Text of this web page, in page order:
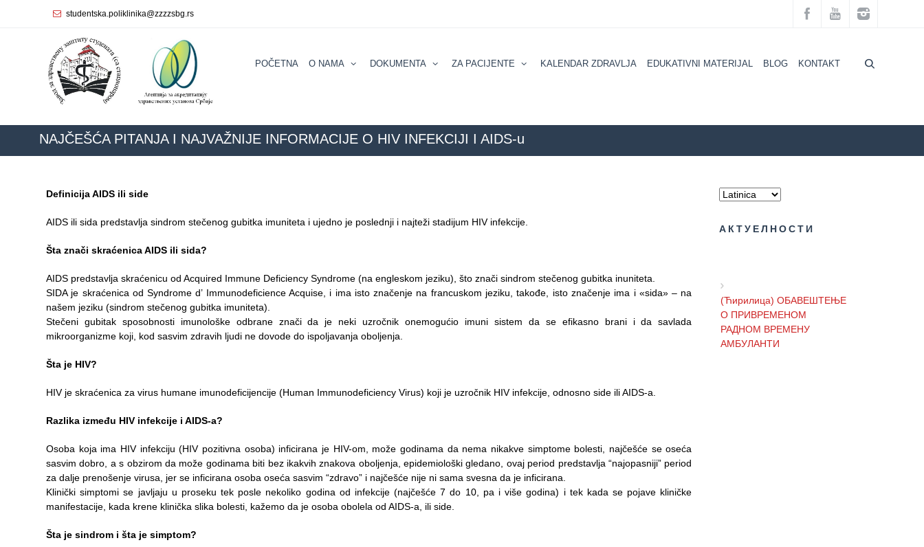
studentska.poliklinika@zzzzsbg.rs
POČETNA О NAMA DOKUMENTA ZA PACIJENTE KALENDAR ZDRAVLJA EDUKATIVNI MATERIJAL BLOG KONTAKT
NAJČEŠĆA PITANJA I NAJVAŽNIJE INFORMACIJE O HIV INFEKCIJI I AIDS-u
Definicija AIDS ili side
AIDS ili sida predstavlja sindrom stečenog gubitka imuniteta i ujedno je poslednji i najteži stadijum HIV infekcije.
Šta znači skraćenica AIDS ili sida?
AIDS predstavlja skraćenicu od Acquired Immune Deficiency Syndrome (na engleskom jeziku), što znači sindrom stečenog gubitka inuniteta.
SIDA je skraćenica od Syndrome d’ Immunodeficience Acquise, i ima isto značenje na francuskom jeziku, takođe, isto značenje ima i «sida» – na
našem jeziku (sindrom stečenog gubitka imuniteta).
Stečeni gubitak sposobnosti imunološke odbrane znači da je neki uzročnik onemogućio imuni sistem da se efikasno brani i da savlada
mikroorganizme koji, kod sasvim zdravih ljudi ne dovode do ispoljavanja oboljenja.
Šta je HIV?
HIV je skraćenica za virus humane imunodeficijencije (Human Immunodeficiency Virus) koji je uzročnik HIV infekcije, odnosno side ili AIDS-a.
Razlika između HIV infekcije i AIDS-a?
Osoba koja ima HIV infekciju (HIV pozitivna osoba) inficirana je HIV-om, može godinama da nema nikakve simptome bolesti, najčešće se oseća
sasvim dobro, a s obzirom da može godinama biti bez ikakvih znakova oboljenja, epidemiološki gledano, ovaj period predstavlja “najopasniji” period
za dalje prenošenje virusa, jer se inficirana osoba oseća sasvim “zdravo” i najčešće nije ni sama svesna da je inficirana.
Klinički simptomi se javljaju u proseku tek posle nekoliko godina od infekcije (najčešće 7 do 10, pa i više godina) i tek kada se pojave kliničke
manifestacije, kada krene klinička slika bolesti, kažemo da je osoba obolela od AIDS-a, ili side.
Šta je sindrom i šta je simptom?
АКТУЕЛНОСТИ
(Ћирилица) ОБАВЕШТЕЊЕ
О ПРИВРЕМЕНОМ
РАДНОМ ВРЕМЕНУ
АМБУЛАНТИ
organizacija
opšte
zdravstvenu
zaštitu žena
Služba
stomatološke
zaštite
Služba za
konsultativnu
Služba za
unapređenje
i očuvanje
zdravlja
Služba za